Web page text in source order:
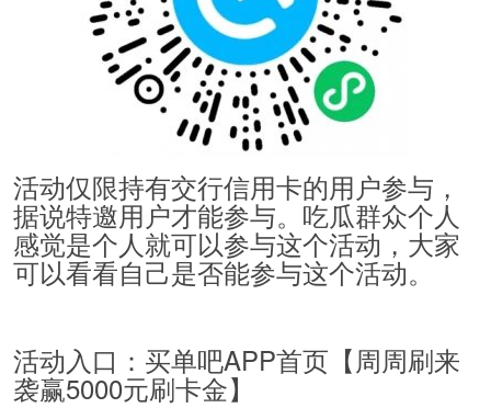
活动仅限持有交行信用卡的用户参与，
据说特邀用户才能参与。吃瓜群众个人
感觉是个人就可以参与这个活动，大家
可以看看自己是否能参与这个活动。
活动入口：买单吧APP首页【周周刷来
袭赢5000元刷卡金】